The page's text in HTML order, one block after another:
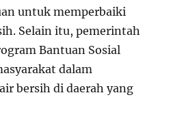
untuk memperbaiki
Selain itu, pemerintah
Bantuan Sosial
dalam
bersih di daerah yang